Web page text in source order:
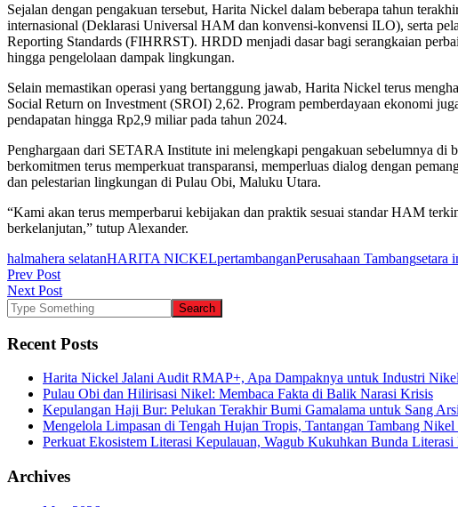
Sejalan dengan pengakuan tersebut, Harita Nickel dalam beberapa tahun
internasional (Deklarasi Universal HAM dan konvensi-konvensi ILO), serta
Reporting Standards (FIHRRST). HRDD menjadi dasar bagi serangkaian
hingga pengelolaan dampak lingkungan.
Selain memastikan operasi yang bertanggung jawab, Harita Nickel terus
Social Return on Investment (SROI) 2,62. Program pemberdayaan ekonomi
pendapatan hingga Rp2,9 miliar pada tahun 2024.
Penghargaan dari SETARA Institute ini melengkapi pengakuan sebelumnya
berkomitmen terus memperkuat transparansi, memperluas dialog dengan
dan pelestarian lingkungan di Pulau Obi, Maluku Utara.
“Kami akan terus memperbarui kebijakan dan praktik sesuai standar HAM
berkelanjutan,” tutup Alexander.
halmahera selatanHARITA NICKELpertambanganPerusahaan Tambangsetara
Post
navigation
Prev Post
Next Post
Recent Posts
Harita Nickel Jalani Audit RMAP+, Apa Dampaknya untuk Industri
Pulau Obi dan Hilirisasi Nikel: Membaca Fakta di Balik Narasi Krisis
Kepulangan Haji Bur: Pelukan Terakhir Bumi Gamalama untuk Sang
Mengelola Limpasan di Tengah Hujan Tropis, Tantangan Tambang
Perkuat Ekosistem Literasi Kepulauan, Wagub Kukuhkan Bunda
Archives